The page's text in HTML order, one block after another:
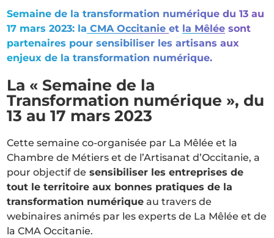
Semaine de la transformation numérique du 13 au
17 mars 2023: la CMA Occitanieet la Mêlée sont
partenaires pour sensibiliser les artisans aux
enjeux de la transformation numérique.
La « Semaine de la
Transformation numérique », du
13 au 17 mars 2023
Cette semaine co-organisée par La Mêlée et la
Chambre de Métiers et de l’Artisanat d’Occitanie, a
pour objectif de sensibiliser les entreprises de
tout le territoire aux bonnes pratiques de la
transformation numérique au travers de
webinaires animés par les experts de La Mêlée et de
la CMA Occitanie.